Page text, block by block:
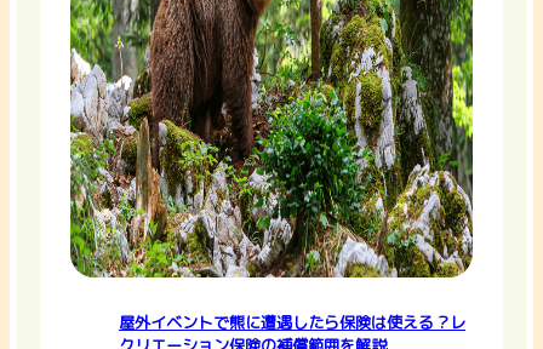
屋外イベントで熊に遭遇したら保険は使える？レ